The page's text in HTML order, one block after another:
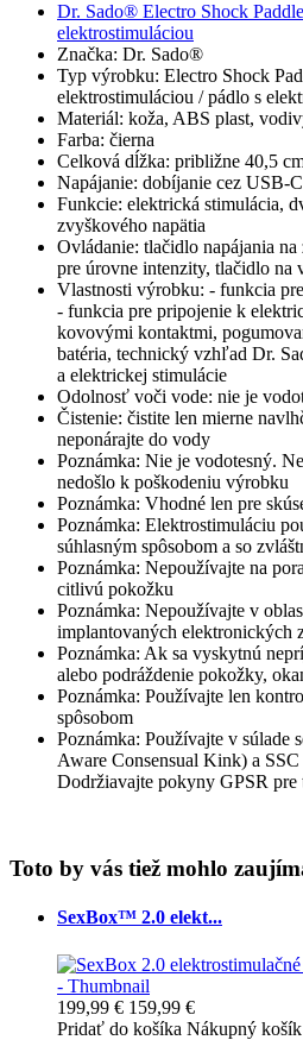
Dr. Sado® Electro Shock
elektrostimuláciou
Značka: Dr. Sado®
Typ výrobku: Electro Shock
elektrostimuláciou / pádlo s
Materiál: koža, ABS plast,
Farba: čierna
Celková dĺžka: približne 40,5
Napájanie: dobíjanie cez USB-C
Funkcie: elektrická stimulácia,
zvyškového napätia
Ovládanie: tlačidlo napájania
pre úrovne intenzity, tlačidlo na
Vlastnosti výrobku: - funkcia
- funkcia pre pripojenie k
kovovými kontaktmi,
batéria, technický vzhľad Dr.
a elektrickej stimulácie
Odolnosť voči vode: nie je
Čistenie: čistite len mierne
neponárajte do vody
Poznámka: Nie je vodotesný.
nedošlo k poškodeniu výrobku
Poznámka: Vhodné len pre
Poznámka: Elektrostimuláciu
súhlasným spôsobom a so
Poznámka: Nepoužívajte na
citlivú pokožku
Poznámka: Nepoužívajte v
implantovaných elektronických
Poznámka: Ak sa vyskytnú
alebo podráždenie pokožky,
Poznámka: Používajte len
spôsobom
Poznámka: Používajte v súlade
Aware Consensual Kink) a
Dodržiavajte pokyny GPSR pre
Toto by vás tiež mohlo
SexBox™ 2.0 elekt...
199,99 € 159,99 €
Pridať do košíka Nákupný košík